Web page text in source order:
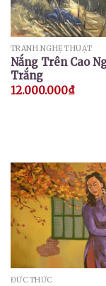
TRANH NGHỆ THUẬT
Nắng Trên Cao
Trắng
12.000.000₫
ĐỨC THỨC